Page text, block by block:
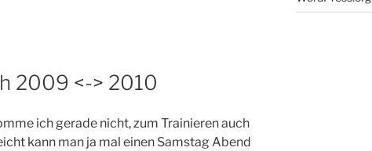
2009 <-> 2010
ich gerade nicht, zum Trainieren auch
kann man ja mal einen Samstag Abend